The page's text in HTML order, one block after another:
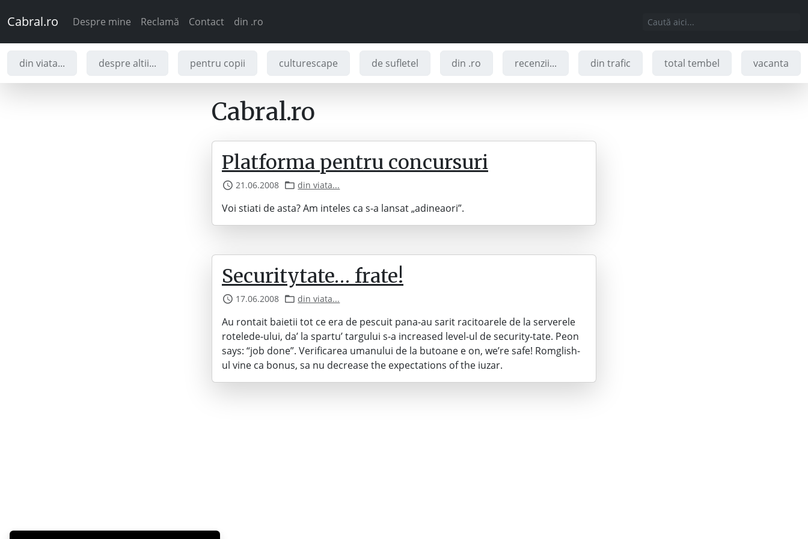
Cabral.ro Despre mine Reclamă Contact din .ro
din viata... despre altii... pentru copii culturescape de sufletel din .ro recenzii... din trafic total tembel vacanta
Cabral.ro
Platforma pentru concursuri
21.06.2008 din viata...
Voi stiati de asta? Am inteles ca s-a lansat „adineaori”.
Securitytate… frate!
17.06.2008 din viata...
Au rontait baietii tot ce era de pescuit pana-au sarit racitoarele de la serverele
rotelede-ului, da’ la spartu’ targului s-a increased level-ul de security-tate. Peon
says: “job done”. Verificarea umanului de la butoane e on, we’re safe! Romglish-
ul vine ca bonus, sa nu decrease the expectations of the iuzar.